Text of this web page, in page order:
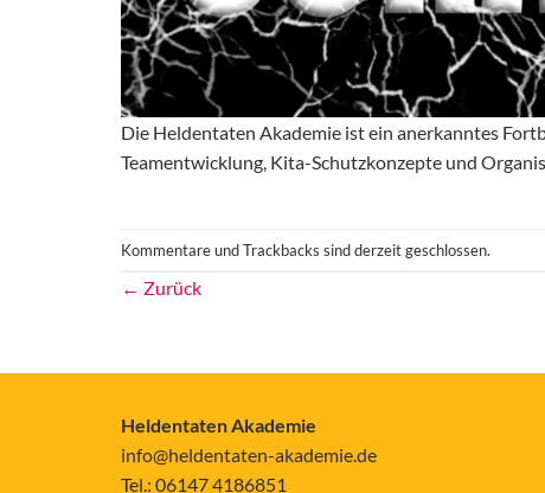
Die Heldentaten Akademie ist ein anerkanntes
Teamentwicklung, Kita-Schutzkonzepte und
Kommentare und Trackbacks sind derzeit geschlossen.
← Zurück
Heldentaten Akademie
info@heldentaten-akademie.de
Tel.: 06147 4186851